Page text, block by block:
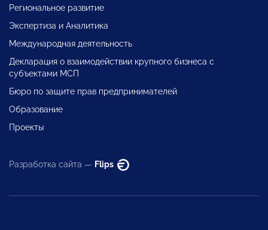
Региональное развитие
Экспертиза и Аналитика
Международная деятельность
Декларация о взаимодействии крупного бизнеса с
субъектами МСП
Бюро по защите прав предпринимателей
Образование
Проекты
Разработка сайта — Flips